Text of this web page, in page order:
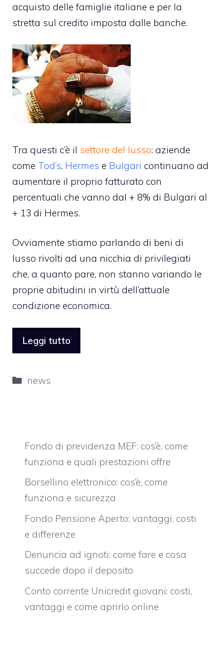
acquisto delle famiglie italiane e per la
stretta sul credito imposta dalle banche.
Tra questi c’è il settore del lusso: aziende
come Tod’s, Hermes e Bulgari continuano ad
aumentare il proprio fatturato con
percentuali che vanno dal + 8% di Bulgari al
+ 13 di Hermes.
Ovviamente stiamo parlando di beni di
lusso rivolti ad una nicchia di privilegiati
che, a quanto pare, non stanno variando le
proprie abitudini in virtù dell’attuale
condizione economica.
Leggi tutto
Categorie
news
Fondo di previdenza MEF: cos’è, come
funziona e quali prestazioni offre
Borsellino elettronico: cos’è, come
funziona e sicurezza
Fondo Pensione Aperto: vantaggi, costi
e differenze
Denuncia ad ignoti: come fare e cosa
succede dopo il deposito
Conto corrente Unicredit giovani: costi,
vantaggi e come aprirlo online